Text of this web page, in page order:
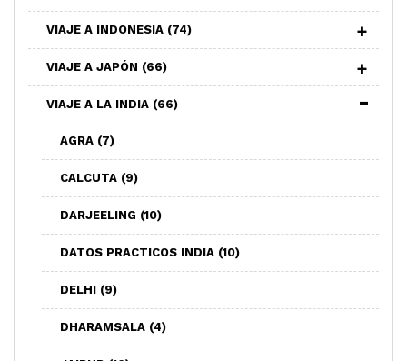
VIAJE A INDONESIA (74)
VIAJE A JAPÓN (66)
VIAJE A LA INDIA (66)
AGRA (7)
CALCUTA (9)
DARJEELING (10)
DATOS PRACTICOS INDIA (10)
DELHI (9)
DHARAMSALA (4)